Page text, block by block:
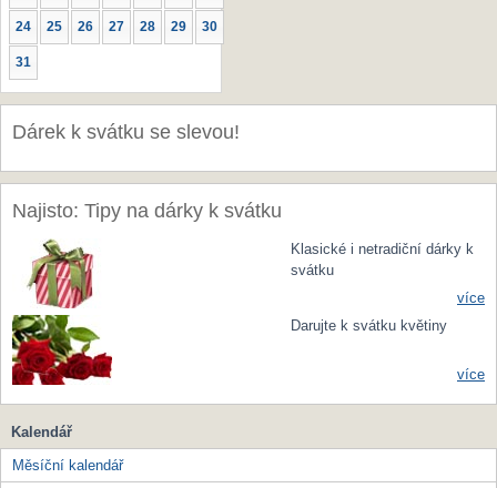
24 25 26 27 28 29 30
31
Dárek k svátku se slevou!
Najisto: Tipy na dárky k svátku
Klasické i netradiční dárky k
svátku
více
Darujte k svátku květiny
více
Kalendář
Měsíční kalendář